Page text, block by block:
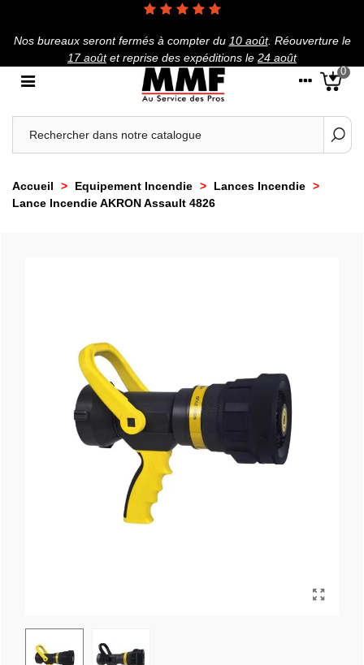
Nos bureaux seront fermés à compter du 10 août. Réouverture le
17 aoûtet reprise des expéditions le 24 août
0
Accueil > Equipement Incendie > Lances Incendie >
Lance Incendie AKRON Assault 4826